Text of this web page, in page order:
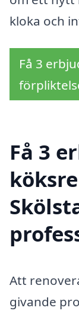
kloka och
Få 3
Få 3
Att
givande